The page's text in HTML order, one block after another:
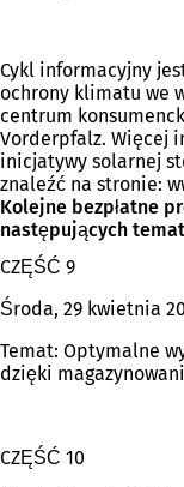
Cykl informacyjny
ochrony klimatu we
centrum
Vorderpfalz. Więcej
inicjatywy solarnej
znaleźć na stronie:
Kolejne bezpłatne
następujących
CZĘŚĆ 9
Środa, 29 kwietnia
Temat: Optymalne
dzięki
CZĘŚĆ 10